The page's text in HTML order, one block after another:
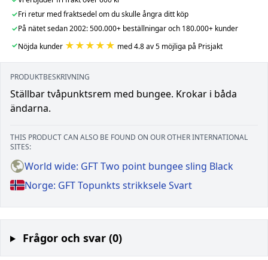
✓Fri retur med fraktsedel om du skulle ångra ditt köp
✓På nätet sedan 2002: 500.000+ beställningar och 180.000+ kunder
✓Nöjda kunder ★★★★★ med 4.8 av 5 möjliga på Prisjakt
PRODUKTBESKRIVNING
Ställbar tvåpunktsrem med bungee. Krokar i båda
ändarna.
THIS PRODUCT CAN ALSO BE FOUND ON OUR OTHER INTERNATIONAL
SITES:
World wide: GFT Two point bungee sling Black
Norge: GFT Topunkts strikksele Svart
Frågor och svar (0)